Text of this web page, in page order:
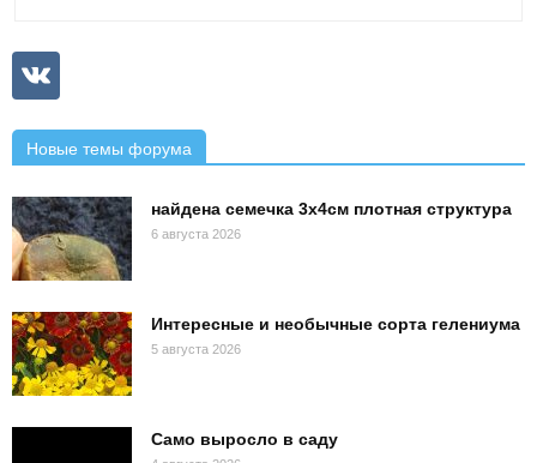
Новые темы форума
найдена семечка 3х4см плотная структура
6 августа 2026
Интересные и необычные сорта гелениума
5 августа 2026
Само выросло в саду